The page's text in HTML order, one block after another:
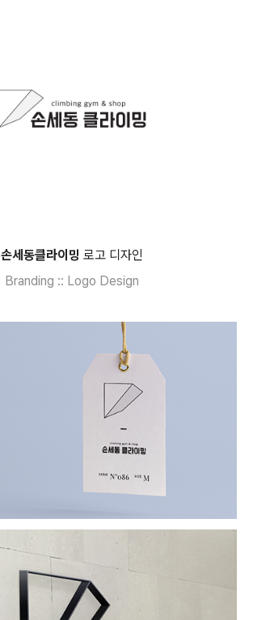
손세동클라이밍 로고 디자인
Branding :: Logo Design